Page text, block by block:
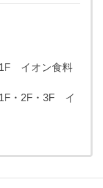
1F イオン食料
・2F・3F イ